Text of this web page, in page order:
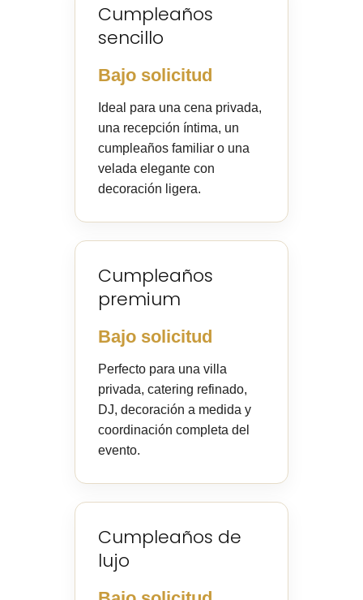
Cumpleaños
sencillo
Bajo solicitud
Ideal para una cena privada,
una recepción íntima, un
cumpleaños familiar o una
velada elegante con
decoración ligera.
Cumpleaños
premium
Bajo solicitud
Perfecto para una villa
privada, catering refinado,
DJ, decoración a medida y
coordinación completa del
evento.
Cumpleaños de
lujo